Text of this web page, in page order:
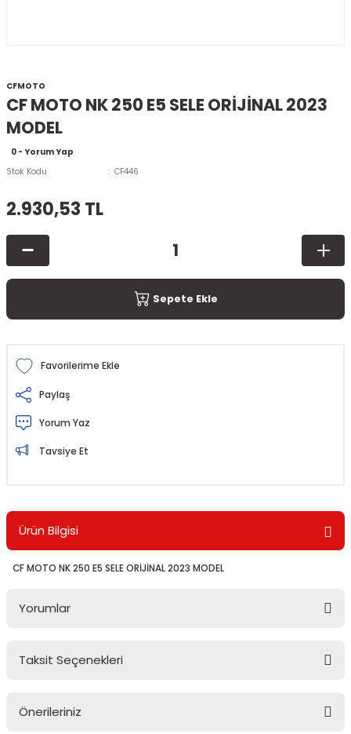
CFMOTO
CF MOTO NK 250 E5 SELE ORİJİNAL 2023
MODEL
0 - Yorum Yap
Stok Kodu
CF446
2.930,53 TL
Sepete Ekle
Paylaş
Yorum Yaz
Tavsiye Et
Ürün Bilgisi
CF MOTO NK 250 E5 SELE ORİJİNAL 2023 MODEL
Yorumlar
Taksit Seçenekleri
Önerileriniz